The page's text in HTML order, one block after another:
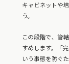
キャビネットや
う。
この段階で、管
すめします。「
いう事態を防ぐ